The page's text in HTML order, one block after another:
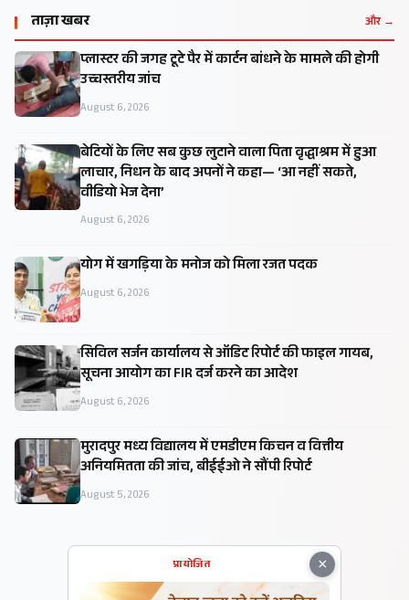
ताज़ा खबर और →
प्लास्टर की जगह टूटे पैर में कार्टन बांधने के मामले की होगी
उच्चस्तरीय जांच
August 6, 2026
बेटियों के लिए सब कुछ लुटाने वाला पिता वृद्धाश्रम में हुआ
लाचार, निधन के बाद अपनों ने कहा— ‘आ नहीं सकते,
वीडियो भेज देना’
August 6, 2026
​योग में खगड़िया के मनोज को मिला रजत पदक
August 6, 2026
सिविल सर्जन कार्यालय से ऑडिट रिपोर्ट की फाइल गायब,
सूचना आयोग का FIR दर्ज करने का आदेश
August 6, 2026
मुरादपुर मध्य विद्यालय में एमडीएम किचन व वित्तीय
अनियमितता की जांच, बीईईओ ने सौंपी रिपोर्ट
August 5, 2026
×
प्रायोजित